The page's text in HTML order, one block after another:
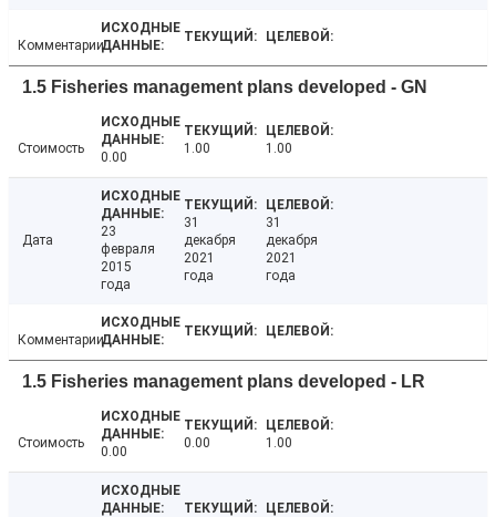
Комментарии
1.5 Fisheries management plans developed - GN
Стоимость
0.00
1.00 1.00
Дата
23
февраля
2015
года
31
декабря
2021
года
31
декабря
2021
года
Комментарии
1.5 Fisheries management plans developed - LR
Стоимость
0.00
0.00 1.00